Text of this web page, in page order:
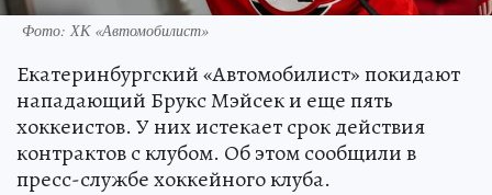
Фото: ХК «Автомобилист»
Екатеринбургский «Автомобилист» покидают
нападающий Брукс Мэйсек и еще пять
хоккеистов. У них истекает срок действия
контрактов с клубом. Об этом сообщили в
пресс-службе хоккейного клуба.